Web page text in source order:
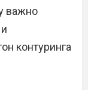
важно
контуринга